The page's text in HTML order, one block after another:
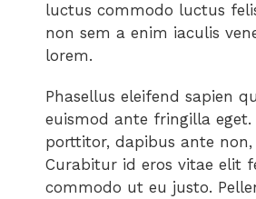
luctus commodo luctus
non sem a enim iaculis
lorem.
Phasellus eleifend sapien
euismod ante fringilla
porttitor, dapibus ante non,
Curabitur id eros vitae elit
commodo ut eu justo.